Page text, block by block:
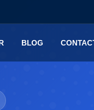
BLOG